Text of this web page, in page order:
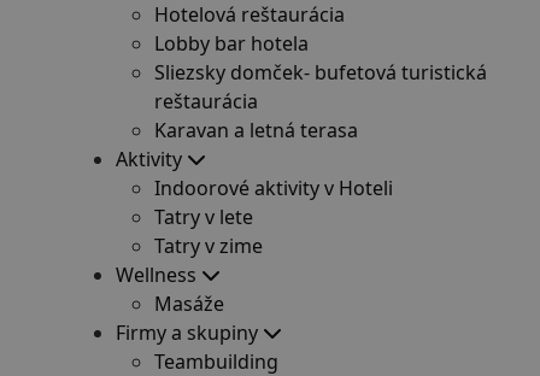
Hotelová reštaurácia
Lobby bar hotela
Sliezsky domček- bufetová turistická
reštaurácia
Karavan a letná terasa
Aktivity
Indoorové aktivity v Hoteli
Tatry v lete
Tatry v zime
Wellness
Masáže
Firmy a skupiny
Teambuilding